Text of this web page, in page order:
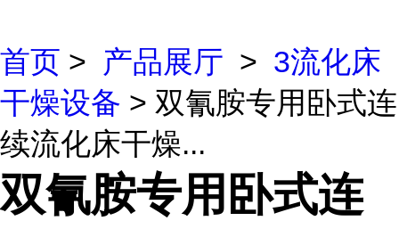
首页 > 产品展厅 > 3流化床
干燥设备 > 双氰胺专用卧式连
续流化床干燥...
双氰胺专用卧式连